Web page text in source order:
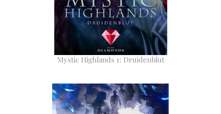
Mystic Highlands 1: Druidenblut